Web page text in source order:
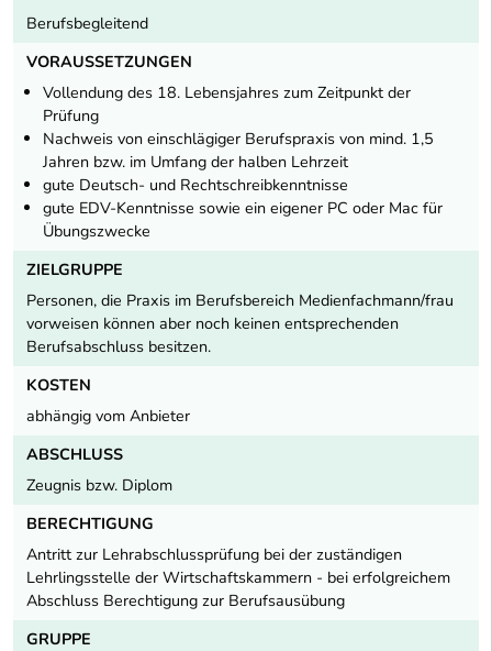
Berufsbegleitend
VORAUSSETZUNGEN
Vollendung des 18. Lebensjahres zum Zeitpunkt der
Prüfung
Nachweis von einschlägiger Berufspraxis von mind. 1,5
Jahren bzw. im Umfang der halben Lehrzeit
gute Deutsch- und Rechtschreibkenntnisse
gute EDV-Kenntnisse sowie ein eigener PC oder Mac für
Übungszwecke
ZIELGRUPPE
Personen, die Praxis im Berufsbereich Medienfachmann/frau
vorweisen können aber noch keinen entsprechenden
Berufsabschluss besitzen.
KOSTEN
abhängig vom Anbieter
ABSCHLUSS
Zeugnis bzw. Diplom
BERECHTIGUNG
Antritt zur Lehrabschlussprüfung bei der zuständigen
Lehrlingsstelle der Wirtschaftskammern - bei erfolgreichem
Abschluss Berechtigung zur Berufsausübung
GRUPPE